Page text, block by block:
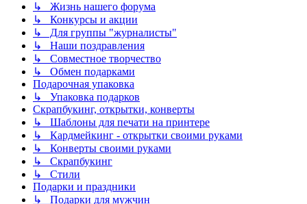
↳ Жизнь нашего форума
↳ Конкурсы и акции
↳ Для группы "журналисты"
↳ Наши поздравления
↳ Совместное творчество
↳ Обмен подарками
Подарочная упаковка
↳ Упаковка подарков
Скрапбукинг, открытки, конверты
↳ Шаблоны для печати на принтере
↳ Кардмейкинг - открытки своими руками
↳ Конверты своими руками
↳ Скрапбукинг
↳ Стили
Подарки и праздники
↳ Подарки для мужчин